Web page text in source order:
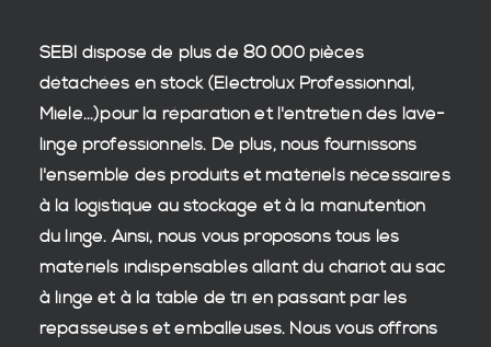
SEBI dispose de plus de 80 000pièces
détachées en stock(Electrolux Professionnal,
Miele...)pour la réparation et l'entretien des lave-
linge professionnels. De plus, nous fournissons
l'ensemble des produits et matériels nécessaires
à la logistique au stockage et à la manutention
du linge. Ainsi, nous vous proposons tous les
matériels indispensables allant du chariot au sac
à linge et à la table de tri en passant par les
repasseuses et emballeuses. Nous vous offrons